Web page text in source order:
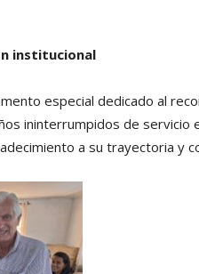
institucional
especial dedicado al
ininterrumpidos de servicio
a su trayectoria y